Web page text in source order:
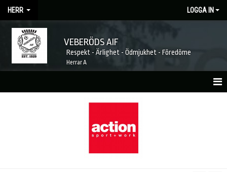
HERR LOGGA IN
VEBERÖDS AIF
Respekt - Ärlighet - Ödmjukhet - Föredöme
Herrar A